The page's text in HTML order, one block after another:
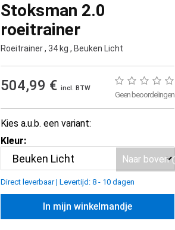
Stoksman 2.0
roeitrainer
Roeitrainer, 34 kg , Beuken Licht
504,99 € incl. BTW
Geen beoordelingen
Kies a.u.b. een variant:
Kleur:
Direct leverbaar| Levertijd: 8 - 10 dagen
In mijn winkelmandje
Naar boven